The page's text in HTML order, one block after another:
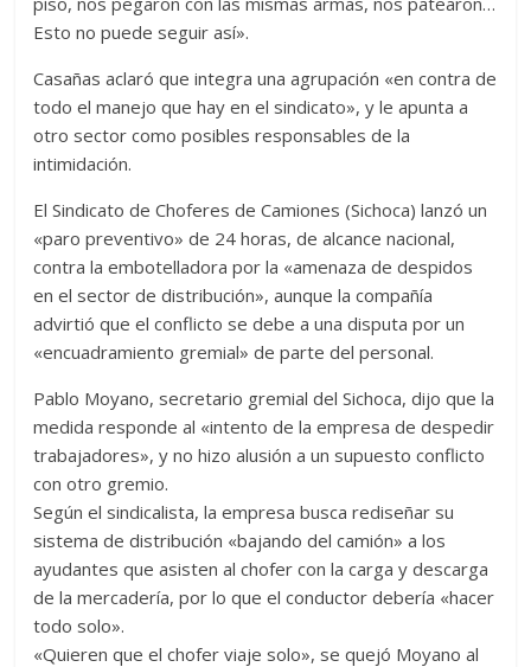
Esto no puede seguir así».
Casañas aclaró que integra una agrupación «en contra de
todo el manejo que hay en el sindicato», y le apunta a
otro sector como posibles responsables de la
intimidación.
El Sindicato de Choferes de Camiones (Sichoca) lanzó un
«paro preventivo» de 24 horas, de alcance nacional,
contra la embotelladora por la «amenaza de despidos
en el sector de distribución», aunque la compañía
advirtió que el conflicto se debe a una disputa por un
«encuadramiento gremial» de parte del personal.
Pablo Moyano, secretario gremial del Sichoca, dijo que la
medida responde al «intento de la empresa de despedir
trabajadores», y no hizo alusión a un supuesto conflicto
con otro gremio.
Según el sindicalista, la empresa busca rediseñar su
sistema de distribución «bajando del camión» a los
ayudantes que asisten al chofer con la carga y descarga
de la mercadería, por lo que el conductor debería «hacer
todo solo».
«Quieren que el chofer viaje solo», se quejó Moyano al